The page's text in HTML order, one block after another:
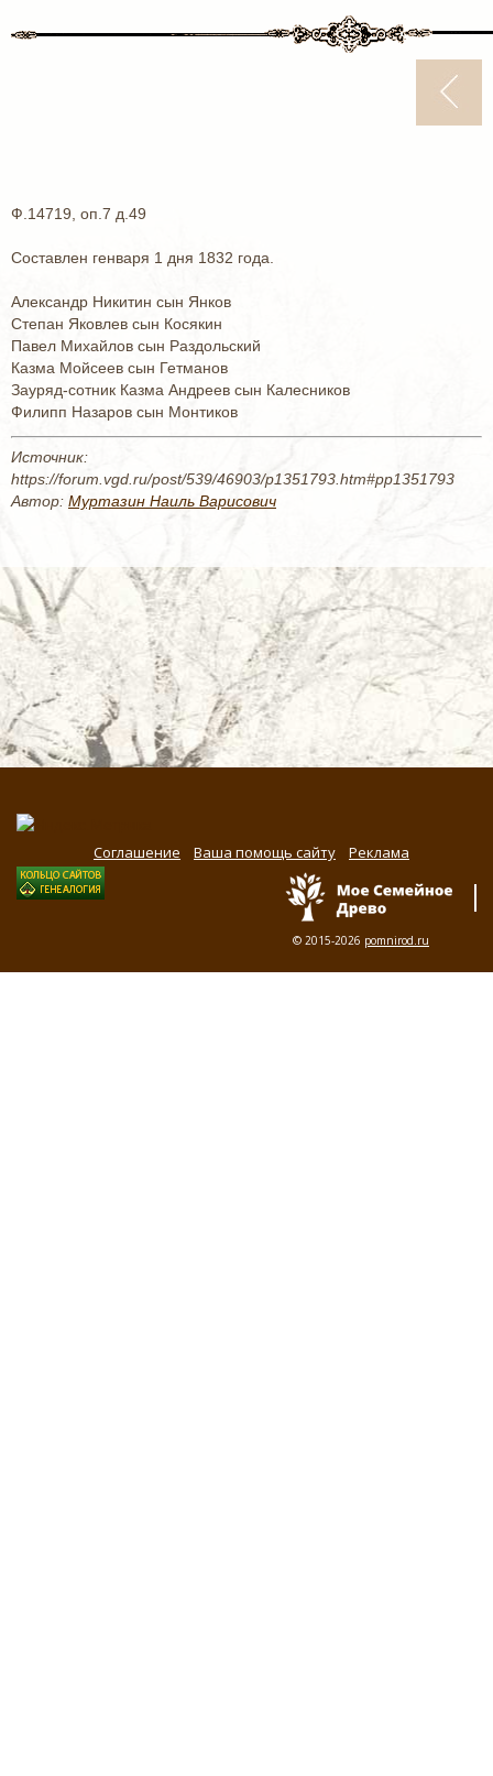
Ф.14719, оп.7 д.49
Составлен генваря 1 дня 1832 года.
Александр Никитин сын Янков
Степан Яковлев сын Косякин
Павел Михайлов сын Раздольский
Казма Мойсеев сын Гетманов
Зауряд-сотник Казма Андреев сын Калесников
Филипп Назаров сын Монтиков
Источник:
https://forum.vgd.ru/post/539/46903/p1351793.htm#pp1351793
Автор: Муртазин Наиль Варисович
Соглашение Ваша помощь сайту Реклама
© 2015-2026 pomnirod.ru